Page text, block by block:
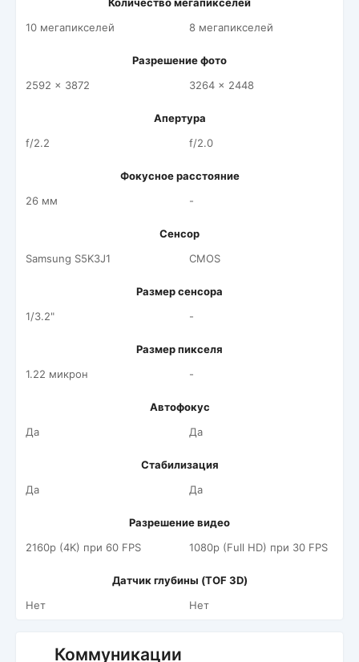
10 мегапикселей
8 мегапикселей
Разрешение фото
2592 x 3872
3264 x 2448
Апертура
f/2.2
f/2.0
Фокусное расстояние
26 мм
-
Сенсор
Samsung S5K3J1
CMOS
Размер сенсора
1/3.2"
-
Размер пикселя
1.22 микрон
-
Автофокус
Да
Да
Стабилизация
Да
Да
Разрешение видео
2160p (4K) при 60 FPS
1080p (Full HD) при 30 FPS
Датчик глубины (TOF 3D)
Нет
Нет
Коммуникации